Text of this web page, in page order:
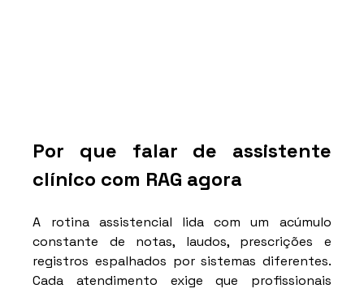
Por que falar de assistente
clínico com RAG agora
A rotina assistencial lida com um acúmulo
constante de notas, laudos, prescrições e
registros espalhados por sistemas diferentes.
Cada atendimento exige que profissionais